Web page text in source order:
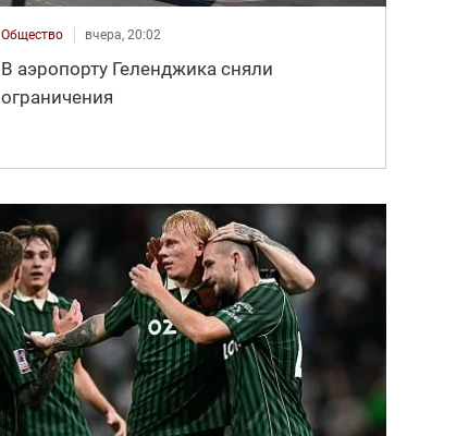
Общество вчера, 20:02
В аэропорту Геленджика сняли
ограничения